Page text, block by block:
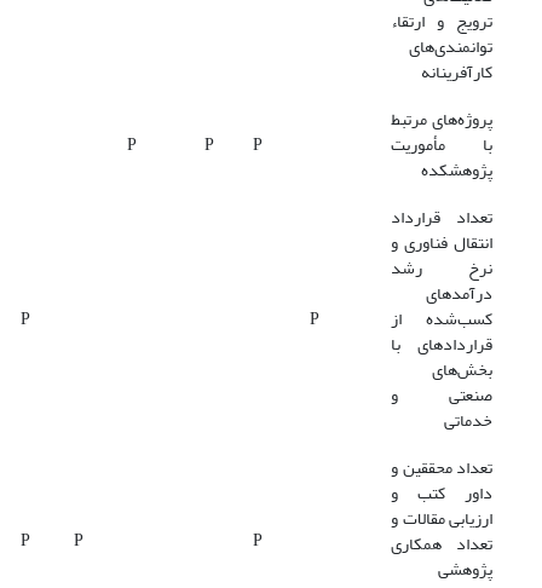
ترویج و ارتقاء
توانمندی‌های
کارآفرینانه
پروژه‌های مرتبط
با مأموریت
پژوهشکده
P
P
P
تعداد قرارداد
انتقال فناوری و
نرخ رشد
درآمدهای
کسب‌شده از
قراردادهای با
بخش‌های
صنعتی و
خدماتی
P
P
تعداد محققین و
داور کتب و
ارزیابی مقالات و
تعداد همکاری
پژوهشی
P
P
P